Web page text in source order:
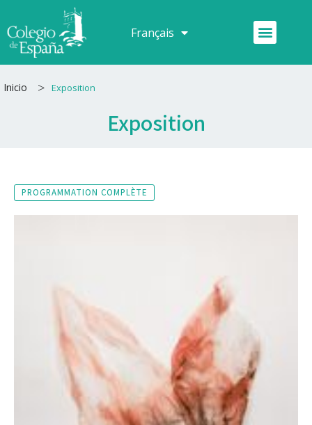
au
contenu
Français
Español Menu
Inicio > Exposition
Exposition
PROGRAMMATION COMPLÈTE